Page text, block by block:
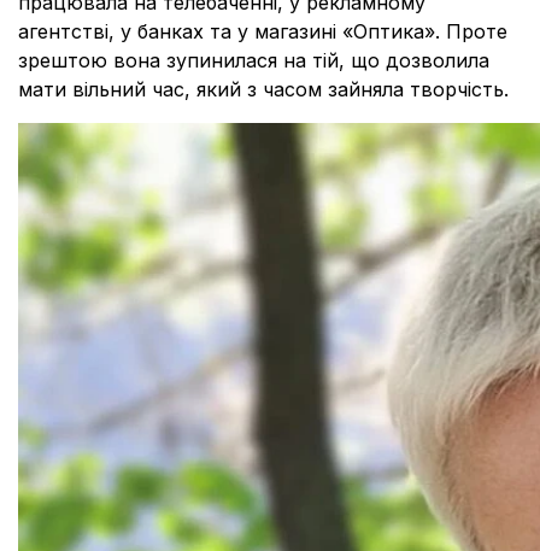
агентстві, у банках та у магазині «Оптика». Проте
зрештою вона зупинилася на тій, що дозволила
мати вільний час, який з часом зайняла творчість.